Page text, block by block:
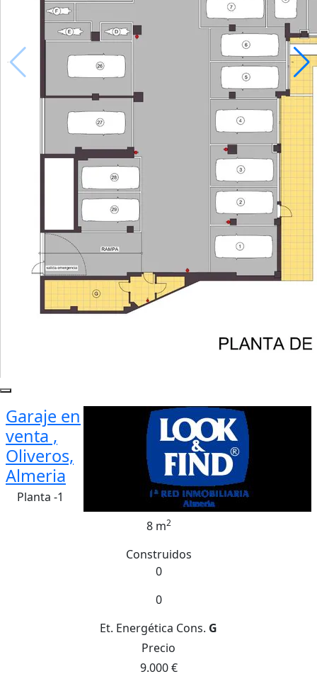
Garaje en
venta ,
Oliveros,
Almeria
Planta -1
8 m2
Construidos
0
0
Et. Energética Cons. G
Precio
9.000 €